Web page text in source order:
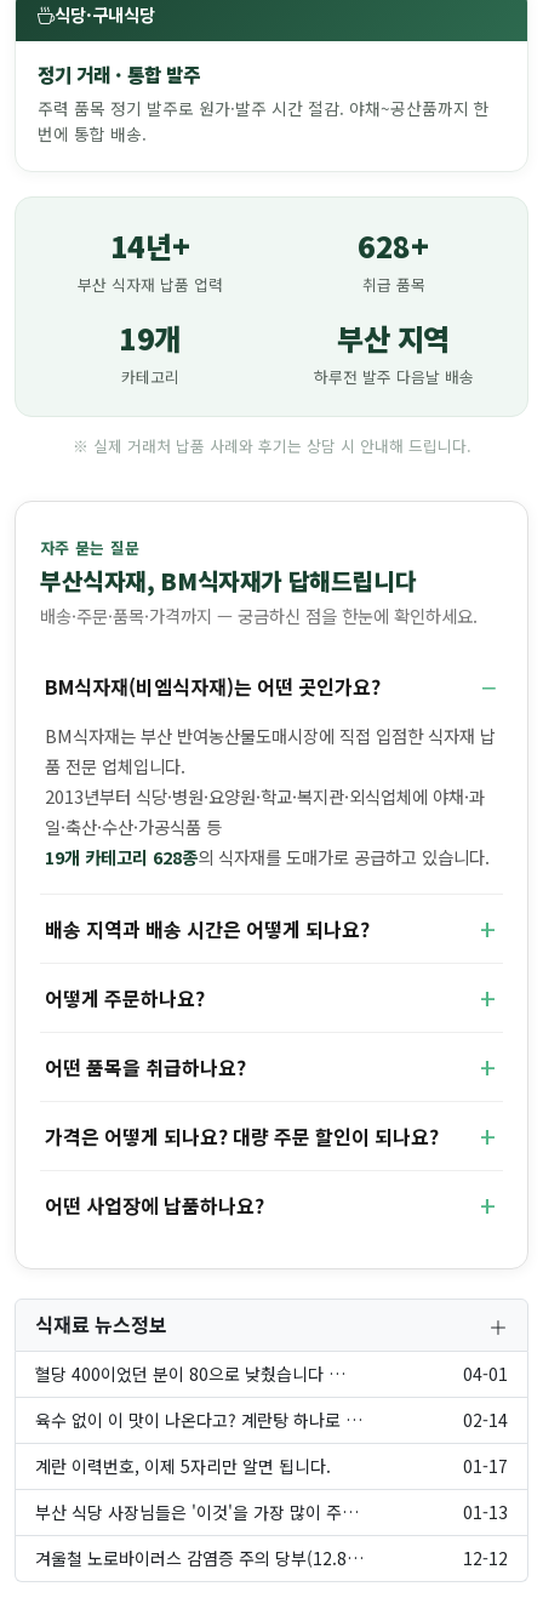
식당·구내식당
정기 거래 · 통합 발주
주력 품목 정기 발주로 원가·발주 시간 절감. 야채~공산품까지 한
번에 통합 배송.
14년+
부산 식자재 납품 업력
628+
취급 품목
19개
카테고리
부산 지역
하루전 발주 다음날 배송
※ 실제 거래처 납품 사례와 후기는 상담 시 안내해 드립니다.
자주 묻는 질문
부산식자재, BM식자재가 답해드립니다
배송·주문·품목·가격까지 — 궁금하신 점을 한눈에 확인하세요.
BM식자재(비엠식자재)는 어떤 곳인가요?
BM식자재는 부산 반여농산물도매시장에 직접 입점한 식자재 납
품 전문 업체입니다.
2013년부터 식당·병원·요양원·학교·복지관·외식업체에 야채·과
일·축산·수산·가공식품 등
19개 카테고리 628종의 식자재를 도매가로 공급하고 있습니다.
배송 지역과 배송 시간은 어떻게 되나요?
어떻게 주문하나요?
어떤 품목을 취급하나요?
가격은 어떻게 되나요? 대량 주문 할인이 되나요?
어떤 사업장에 납품하나요?
식재료 뉴스정보
혈당 400이었던 분이 80으로 낮췄습니다 …
04-01
육수 없이 이 맛이 나온다고? 계란탕 하나로 …
02-14
계란 이력번호, 이제 5자리만 알면 됩니다.
01-17
부산 식당 사장님들은 '이것'을 가장 많이 주…
01-13
겨울철 노로바이러스 감염증 주의 당부(12.8…
12-12